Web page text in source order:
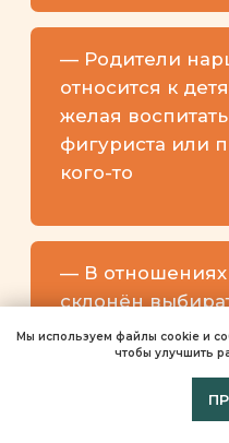
Мы используем файлы cookie и
чтобы улучшить